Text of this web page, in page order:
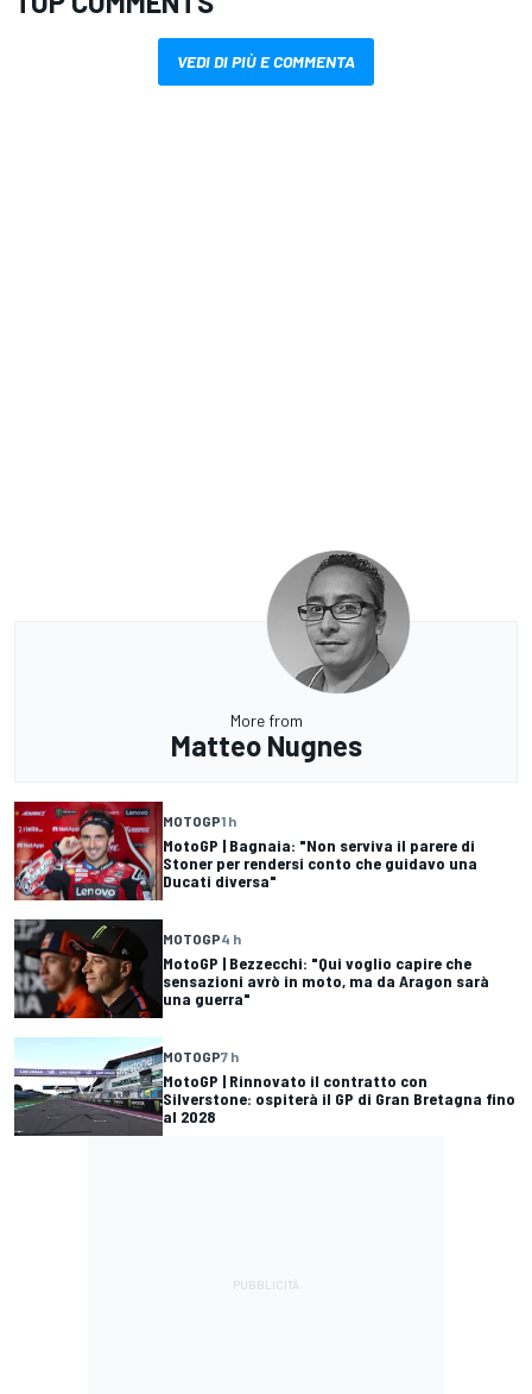
VEDI DI PIÙ E COMMENTA
More from
Matteo Nugnes
MOTOGP1 h
MotoGP | Bagnaia: "Non serviva il parere di
Stoner per rendersi conto che guidavo una
Ducati diversa"
MOTOGP4 h
MotoGP | Bezzecchi: "Qui voglio capire che
sensazioni avrò in moto, ma da Aragon sarà
una guerra"
MOTOGP7 h
MotoGP | Rinnovato il contratto con
Silverstone: ospiterà il GP di Gran Bretagna fino
al 2028